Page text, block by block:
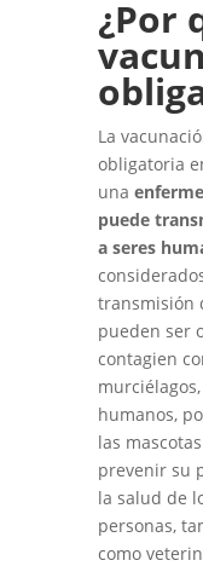
¿Por
La
obligatoria
una
puede
a seres
transmisión
pueden ser
contagien
humanos,
las
prevenir su
la salud de
personas,
como